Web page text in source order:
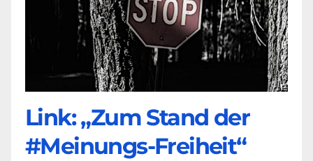
Link: „Zum Stand der
#Meinungs-Freiheit“